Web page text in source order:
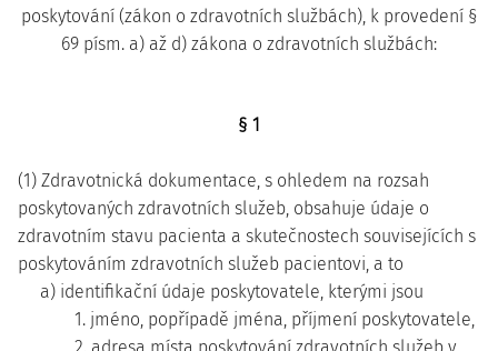
poskytování (zákon o zdravotních službách), k provedení §
69 písm. a) až d) zákona o zdravotních službách:
§ 1
(1) Zdravotnická dokumentace, s ohledem na rozsah
poskytovaných zdravotních služeb, obsahuje údaje o
zdravotním stavu pacienta a skutečnostech souvisejících s
poskytováním zdravotních služeb pacientovi, a to
a) identifikační údaje poskytovatele, kterými jsou
1. jméno, popřípadě jména, příjmení poskytovatele,